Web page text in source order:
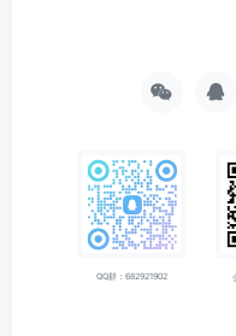
QQ群：682921902